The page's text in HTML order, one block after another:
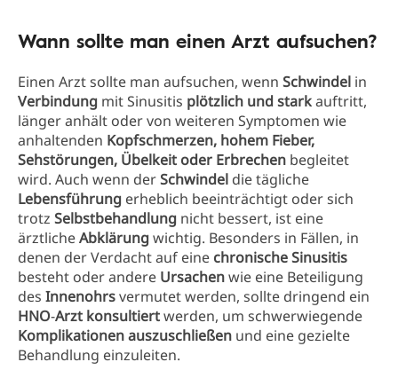
Wann sollte man einen Arzt aufsuchen?
Einen Arzt sollte man aufsuchen, wenn Schwindel in
Verbindung mit Sinusitis plötzlich und starkauftritt,
länger anhält oder von weiteren Symptomen wie
anhaltenden Kopfschmerzen, hohem Fieber,
Sehstörungen, Übelkeit oder Erbrechen begleitet
wird. Auch wenn derSchwindel die tägliche
Lebensführung erheblich beeinträchtigt oder sich
trotz Selbstbehandlung nicht bessert, ist eine
ärztlicheAbklärungwichtig. Besonders in Fällen, in
denen der Verdacht auf eine chronische Sinusitis
besteht oder andere Ursachenwie eine Beteiligung
des Innenohrsvermutet werden, sollte dringend ein
HNO-Arzt konsultiertwerden, um schwerwiegende
Komplikationenauszuschließen und eine gezielte
Behandlung einzuleiten.